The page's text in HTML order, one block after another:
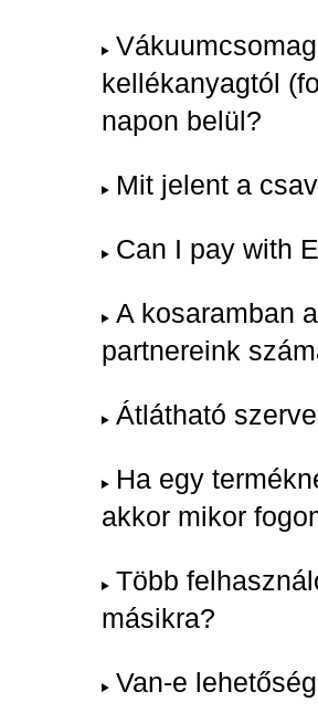
kellékanyagtól
napon belül?
Mit jelent a
Can I pay with
A kosaramban
partnereink
Átlátható
Ha egy
akkor mikor
Több
másikra?
Van-e